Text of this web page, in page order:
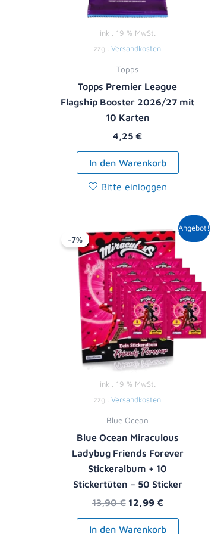
inkl. 19 % MwSt.
zzgl. Versandkosten
Topps
Topps Premier League
Flagship Booster 2026/27 mit
10 Karten
4,25 €
In den Warenkorb
Bitte einloggen
Angebot!
-7%
inkl. 19 % MwSt.
zzgl. Versandkosten
Blue Ocean
Blue Ocean Miraculous
Ladybug Friends Forever
Stickeralbum + 10
Stickertüten – 50 Sticker
13,90€
Ursprünglicher
Preis
war:
13,90 €
12,99 €
Aktueller
Preis
ist:
12,99 €.
In den Warenkorb